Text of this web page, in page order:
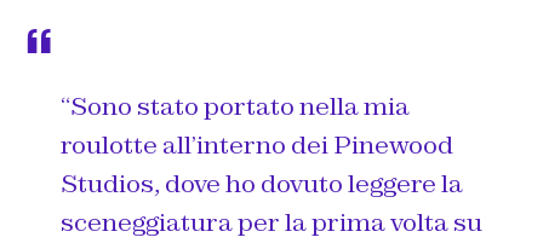
“Sono stato portato nella mia
roulotte all’interno dei Pinewood
Studios, dove ho dovuto leggere la
sceneggiatura per la prima volta su